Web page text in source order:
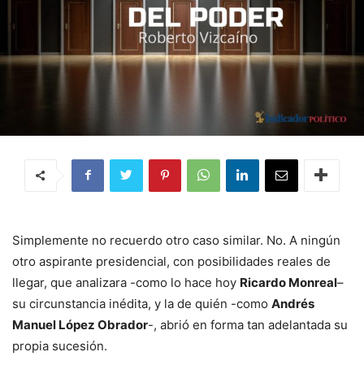
Simplemente no recuerdo otro caso similar. No. A ningún
otro aspirante presidencial, con posibilidades reales de
llegar, que analizara -como lo hace hoy Ricardo Monreal–
su circunstancia inédita, y la de quién -como Andrés
Manuel López Obrador-, abrió en forma tan adelantada su
propia sucesión.